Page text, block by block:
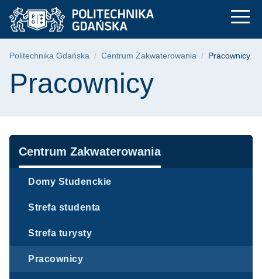
Przejdź
do
menu
Przejdź
do
wyszukiwarki
Przejdź
do
treści
Pracownicy -
Ścieżka nawigacyjna
Politechnika Gdańska Centrum Zakwaterowania Pracownicy
Treść strony
Pracownicy
Nawigacja
Centrum Zakwaterowania
Domy Studenckie
Strefa studenta
Strefa turysty
Pracownicy